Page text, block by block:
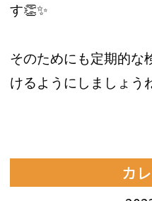
す👏✨️
そのためにも定期的な
けるようにしましょう
カ